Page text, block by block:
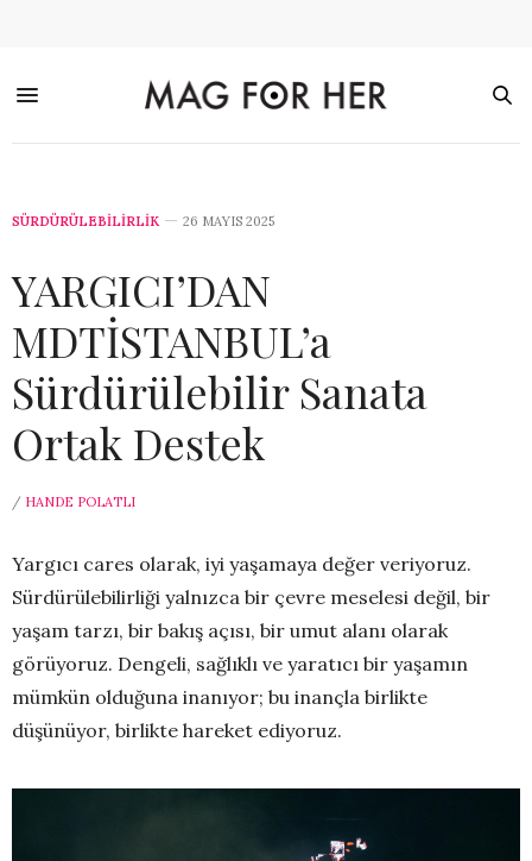
SÜRDÜRÜLEBİLİRLİK 26 MAYIS 2025
YARGICI’DAN
MDTİSTANBUL’a
Sürdürülebilir Sanata
Ortak Destek
/ HANDE POLATLI
Yargıcı cares olarak, iyi yaşamaya değer veriyoruz.
Sürdürülebilirliği yalnızca bir çevre meselesi değil, bir
yaşam tarzı, bir bakış açısı, bir umut alanı olarak
görüyoruz. Dengeli, sağlıklı ve yaratıcı bir yaşamın
mümkün olduğuna inanıyor; bu inançla birlikte
düşünüyor, birlikte hareket ediyoruz.